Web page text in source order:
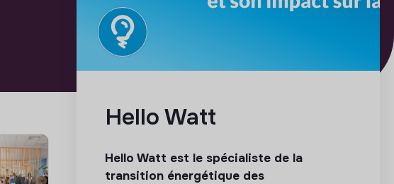
Hello Watt
Hello Watt est le spécialiste de la
transition énergétique des